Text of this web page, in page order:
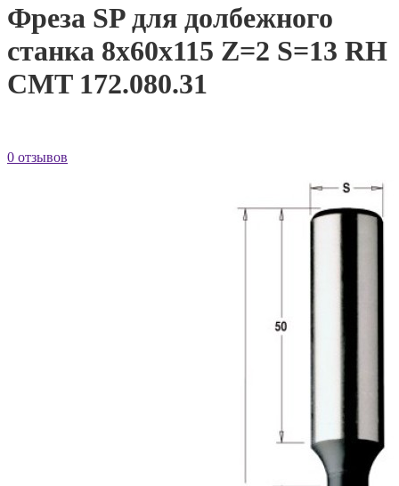
Фреза SP для долбежного
станка 8x60x115 Z=2 S=13 RH
CMT 172.080.31
0 отзывов